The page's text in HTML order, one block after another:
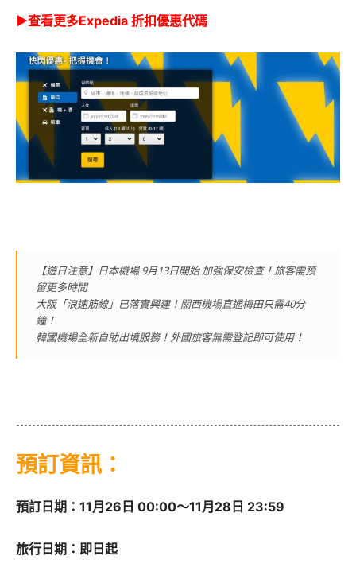
▶查看更多Expedia 折扣優惠代碼
【遊日注意】日本機場 9月13日開始 加強保安檢查！旅客需預
留更多時間
大阪「浪速筋線」已落實興建！關西機場直通梅田只需40分
鐘！
韓國機場全新自助出境服務！外國旅客無需登記即可使用！
預訂資訊：
預訂日期：11月26日 00:00～11月28日 23:59
旅行日期：即日起